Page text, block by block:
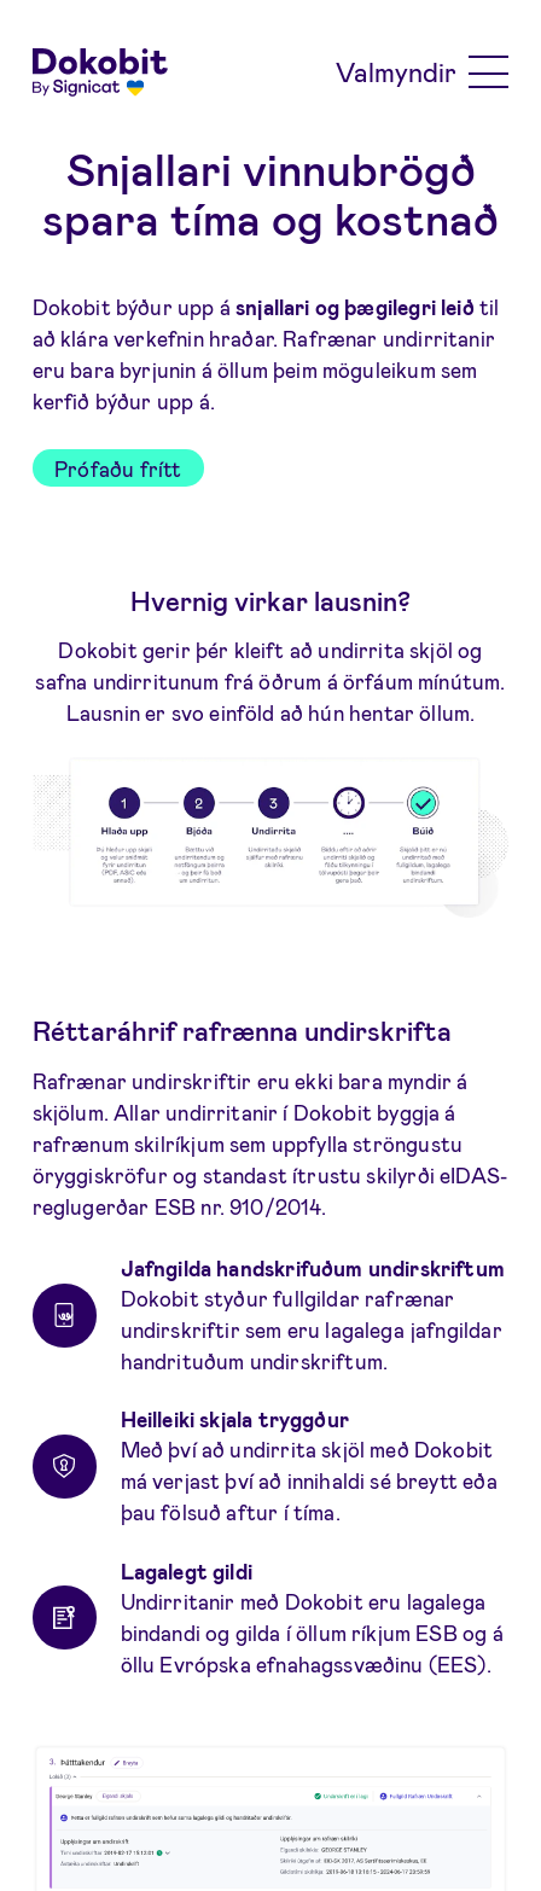
Valmyndir
Snjallari vinnubrögð
spara tíma og kostnað
Dokobit býður upp ásnjallari og þægilegri leiðtil
að klára verkefnin hraðar. Rafrænar undirritanir
eru bara byrjunin á öllum þeim möguleikum sem
kerfið býður upp á.
Prófaðu frítt
Hvernig virkar lausnin?
Dokobit gerir þér kleift að undirrita skjöl og
safna undirritunum frá öðrum á örfáum mínútum.
Lausnin er svo einföld að hún hentar öllum.
Réttaráhrif rafrænna undirskrifta
Rafrænar undirskriftir eru ekki bara myndir á
skjölum. Allar undirritanir í Dokobit byggja á
rafrænum skilríkjum sem uppfylla ströngustu
öryggiskröfur og standast ítrustu skilyrði eIDAS-
reglugerðar ESB nr. 910/2014.
Jafngilda handskrifuðum undirskriftum
Dokobit styður fullgildar rafrænar
undirskriftir sem eru lagalega jafngildar
handrituðum undirskriftum.
Heilleiki skjala tryggður
Með því að undirrita skjöl með Dokobit
má verjast því að innihaldi sé breytt eða
þau fölsuð aftur í tíma.
Lagalegt gildi
Undirritanir með Dokobit eru lagalega
bindandi og gilda í öllum ríkjum ESB og á
öllu Evrópska efnahagssvæðinu (EES).